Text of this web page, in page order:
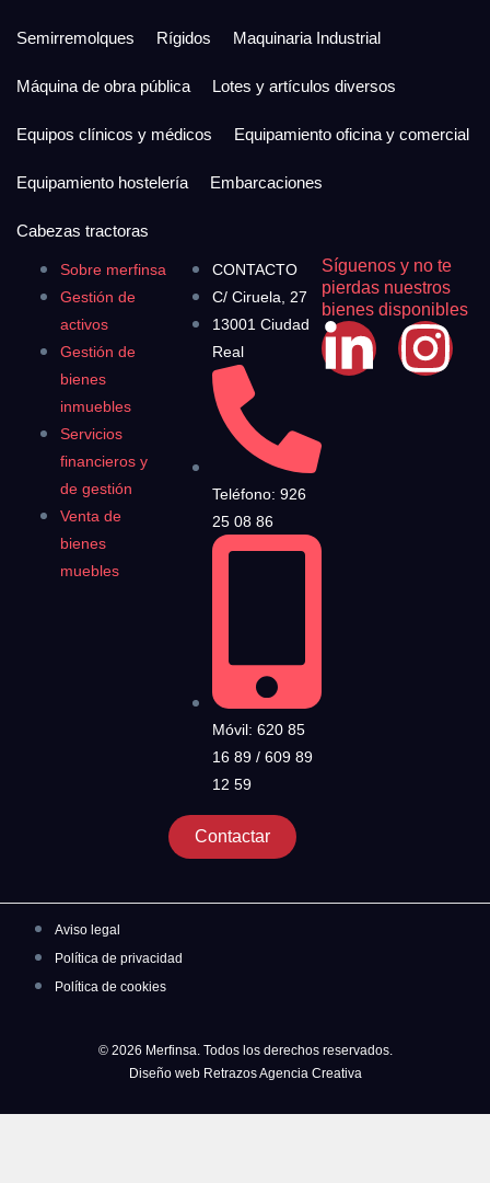
Sobre merfinsa
Gestión de
activos
Gestión de
bienes
inmuebles
Servicios
financieros y
de gestión
Venta de
bienes
muebles
CONTACTO
C/ Ciruela, 27
13001 Ciudad
Real
Teléfono: 926
25 08 86
Móvil: 620 85
16 89 / 609 89
12 59
Contactar
Síguenos y no te
pierdas nuestros
bienes disponibles
Semirremolques Rígidos Maquinaria Industrial
Máquina de obra pública Lotes y artículos diversos
Equipos clínicos y médicos Equipamiento oficina y comercial
Equipamiento hostelería Embarcaciones
Cabezas tractoras
Aviso legal
Política de privacidad
Política de cookies
© 2026 Merfinsa. Todos los derechos reservados.
Diseño web Retrazos Agencia Creativa